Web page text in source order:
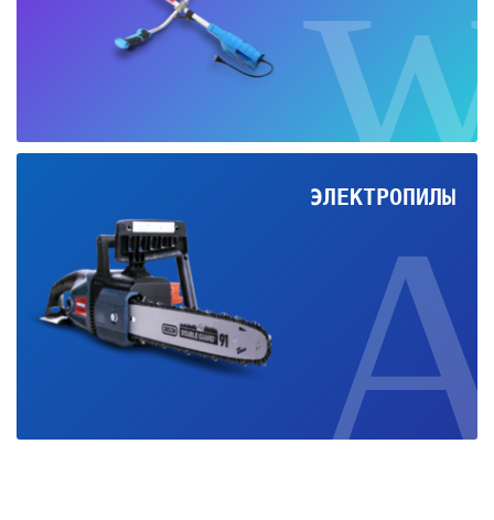
ЭЛЕКТРОПИЛЫ